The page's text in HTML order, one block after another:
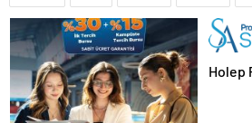
Holep